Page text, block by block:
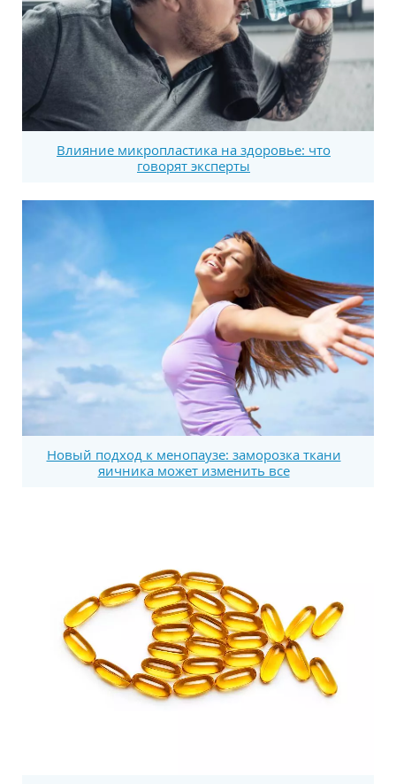
Влияние микропластика на здоровье: что
говорят эксперты
Новый подход к менопаузе: заморозка ткани
яичника может изменить все